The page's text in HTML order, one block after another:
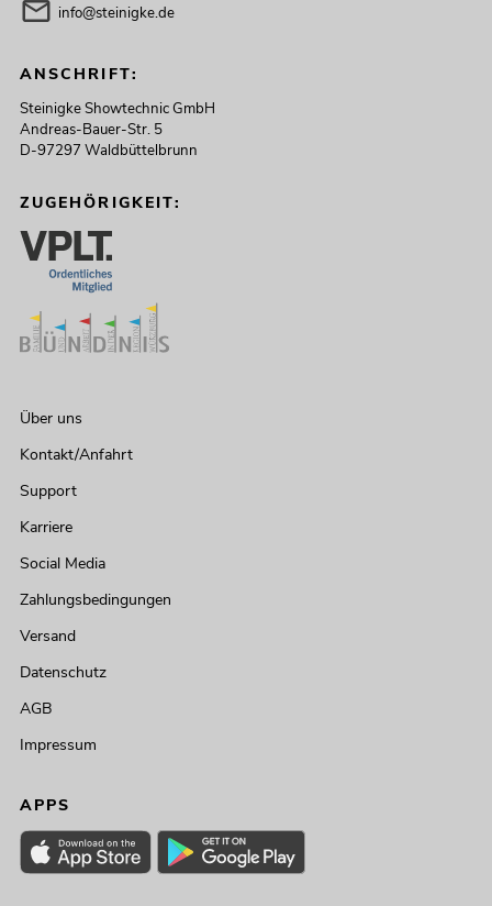
info@steinigke.de
ANSCHRIFT:
Steinigke Showtechnic GmbH
Andreas-Bauer-Str. 5
D-97297 Waldbüttelbrunn
ZUGEHÖRIGKEIT:
Über uns
Kontakt/Anfahrt
Support
Karriere
Social Media
Zahlungsbedingungen
Versand
Datenschutz
AGB
Impressum
APPS